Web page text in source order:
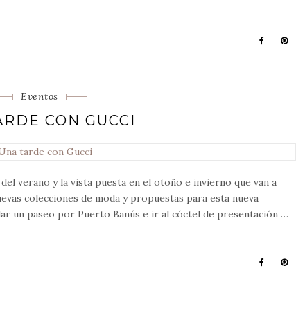
Categorias
Eventos
CON GUCCI
verano y la vista puesta en el otoño e invierno que van a
colecciones de moda y propuestas para esta nueva
un paseo por Puerto Banús e ir al cóctel de presentación …